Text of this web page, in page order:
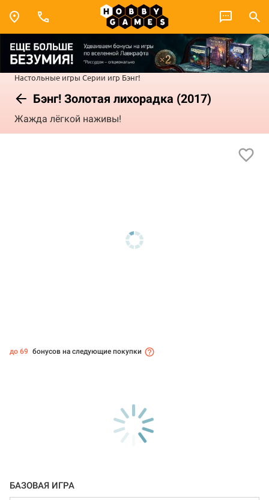
Настольные игры Серии игр Бэнг!
Бэнг! Золотая лихорадка (2017)
Жажда лёгкой наживы!
до 69 бонусов на следующие покупки
БАЗОВАЯ ИГРА